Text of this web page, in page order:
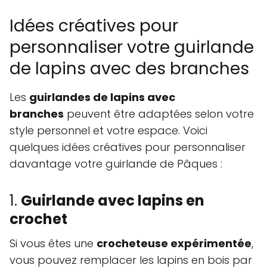
Idées créatives pour
personnaliser votre guirlande
de lapins avec des branches
Les guirlandes de lapins avec
branches peuvent être adaptées selon votre
style personnel et votre espace. Voici
quelques idées créatives pour personnaliser
davantage votre guirlande de Pâques :
1. Guirlande avec lapins en
crochet
Si vous êtes une crocheteuse expérimentée,
vous pouvez remplacer les lapins en bois par